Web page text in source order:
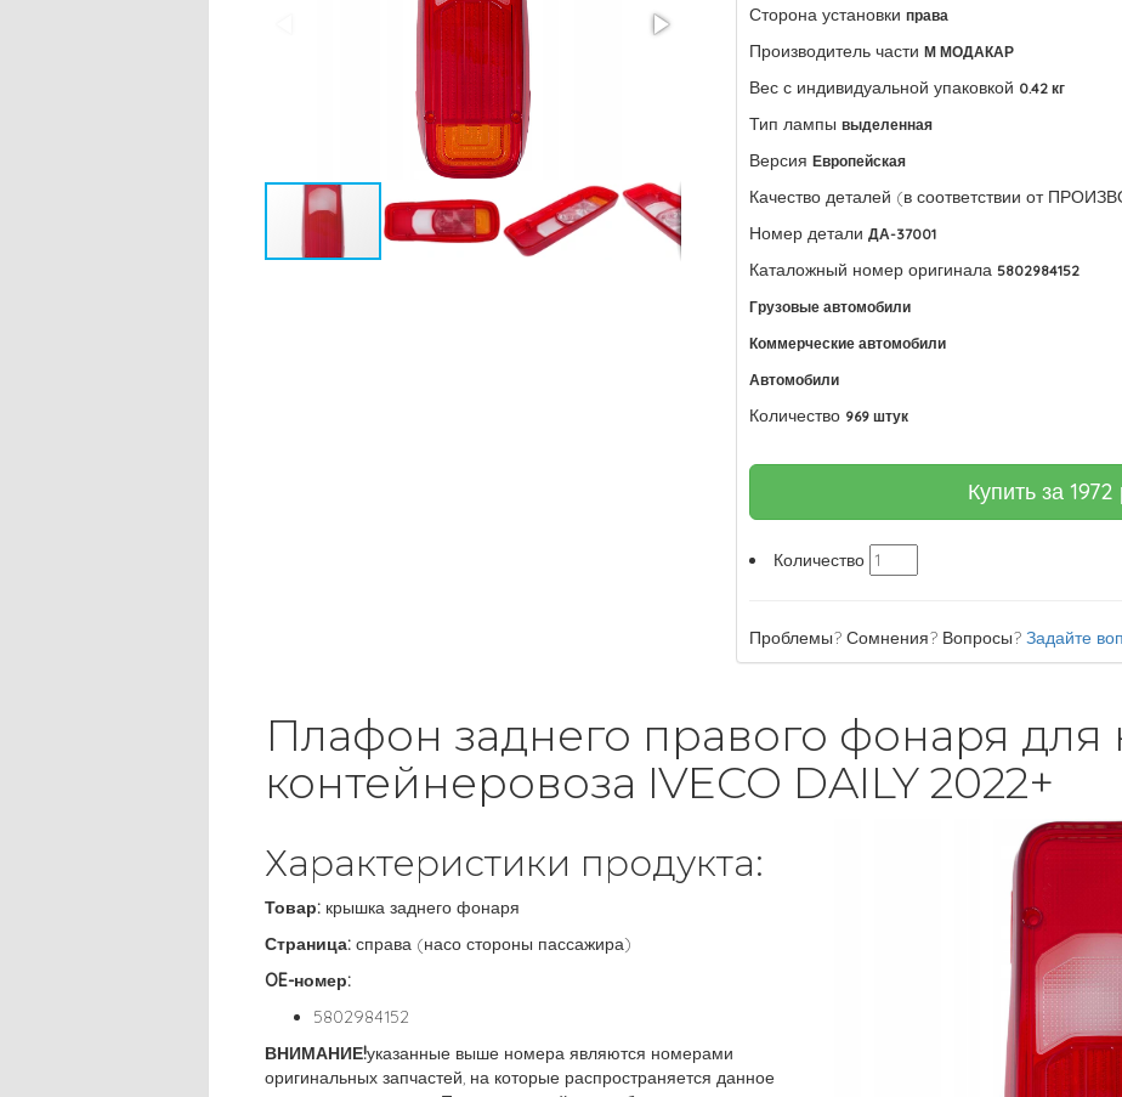
Сторона установки права
Производитель части М МОДАКАР
Вес с индивидуальной упаковкой 0.42 кг
Тип лампы выделенная
Версия Европейская
Качество деталей (в соответствии от
Номер детали ДА-37001
Каталожный номер оригинала 5802984152
Грузовые автомобили
Коммерческие автомобили
Автомобили
Количество 969 штук
Купить за 1972
Количество
Проблемы? Сомнения? Вопросы?Задайте
Плафон заднего правого фонаря для
контейнеровоза IVECO DAILY 2022+
Характеристики продукта:
Товар: крышка заднего фонаря
Страница: справа (насо стороны пассажира)
OE-номер:
5802984152
ВНИМАНИЕ!указанные выше номера являются номерами
оригинальных запчастей, на которые распространяется данное